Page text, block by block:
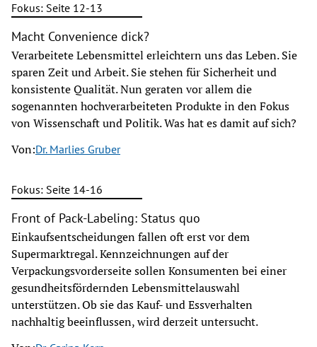
Fokus: Seite 12-13
Macht Convenience dick?
Verarbeitete Lebensmittel erleichtern uns das Leben. Sie
sparen Zeit und Arbeit. Sie stehen für Sicherheit und
konsistente Qualität. Nun geraten vor allem die
sogenannten hochverarbeiteten Produkte in den Fokus
von Wissenschaft und Politik. Was hat es damit auf sich?
Von:Dr. Marlies Gruber
Fokus: Seite 14-16
Front of Pack-Labeling: Status quo
Einkaufsentscheidungen fallen oft erst vor dem
Supermarktregal. Kennzeichnungen auf der
Verpackungsvorderseite sollen Konsumenten bei einer
gesundheitsfördernden Lebensmittelauswahl
unterstützen. Ob sie das Kauf- und Essverhalten
nachhaltig beeinflussen, wird derzeit untersucht.